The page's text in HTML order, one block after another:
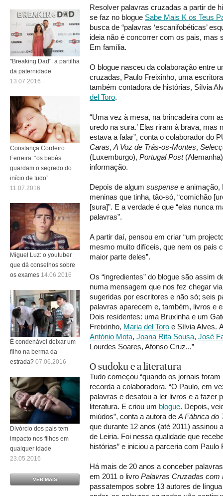
Resolver palavras cruzadas a partir de
se faz no blogue Sabe Mais K os Teus
busca de “palavras ‘escanifobéticas’
ideia não é concorrer com os pais, mas
Em família.
O blogue nasceu da colaboração entre
cruzadas, Paulo Freixinho, uma
também contadora de histórias, Sílvia
del Toro.
“Uma vez à mesa, na brincadeira com
uredo na sura.’ Elas riram à brava, mas
estava a falar”, conta o colaborador do
Caras, A Voz de Trás-os-Montes,
(Luxemburgo), Portugal Post
informação.
Depois de algum suspense e animação,
meninas que tinha, tão-só, “comichão
[sura]”. E a verdade é que “elas nunca
palavras”.
A partir daí, pensou em criar “um
mesmo muito difíceis, que nem os pais
maior parte deles”.
Os “ingredientes” do blogue são assim
numa mensagem que nos fez chegar
sugeridas por escritores e não só; seis
palavras aparecem e, também, livros e
Dois residentes: uma Bruxinha e um
Freixinho, Maria del Toro e Sílvia Alves.
António Mota, Joana Rita Sousa, José
Lourdes Soares, Afonso Cruz...”
O sudoku e a literatura
Tudo começou “quando os jornais
recorda a colaboradora. “O Paulo, em
palavras e desatou a ler livros e a fazer
literatura. E criou um blogue. Depois,
miúdos”, conta a autora de A Fábrica do
que durante 12 anos (até 2011) assinou
de Leiria. Foi nessa qualidade que
histórias” e iniciou a parceria com Paulo
Há mais de 20 anos a conceber
em 2011 o livro Palavras Cruzadas com
passatempos sobre 13 autores de
"Breaking Dad": a partilha
da paternidade
13.07.2016
Constança Cordeiro
Ferreira: “os bebés
guardam o segredo do
início de tudo”
11.07.2016
Miguel Luz: o youtuber
que dá conselhos sobre
os exames 14.06.2016
É condenável deixar um
filho na berma da
estrada? 07.06.2016
Divórcio dos pais tem
impacto nos filhos em
qualquer idade
23.05.2016
VER MAIS